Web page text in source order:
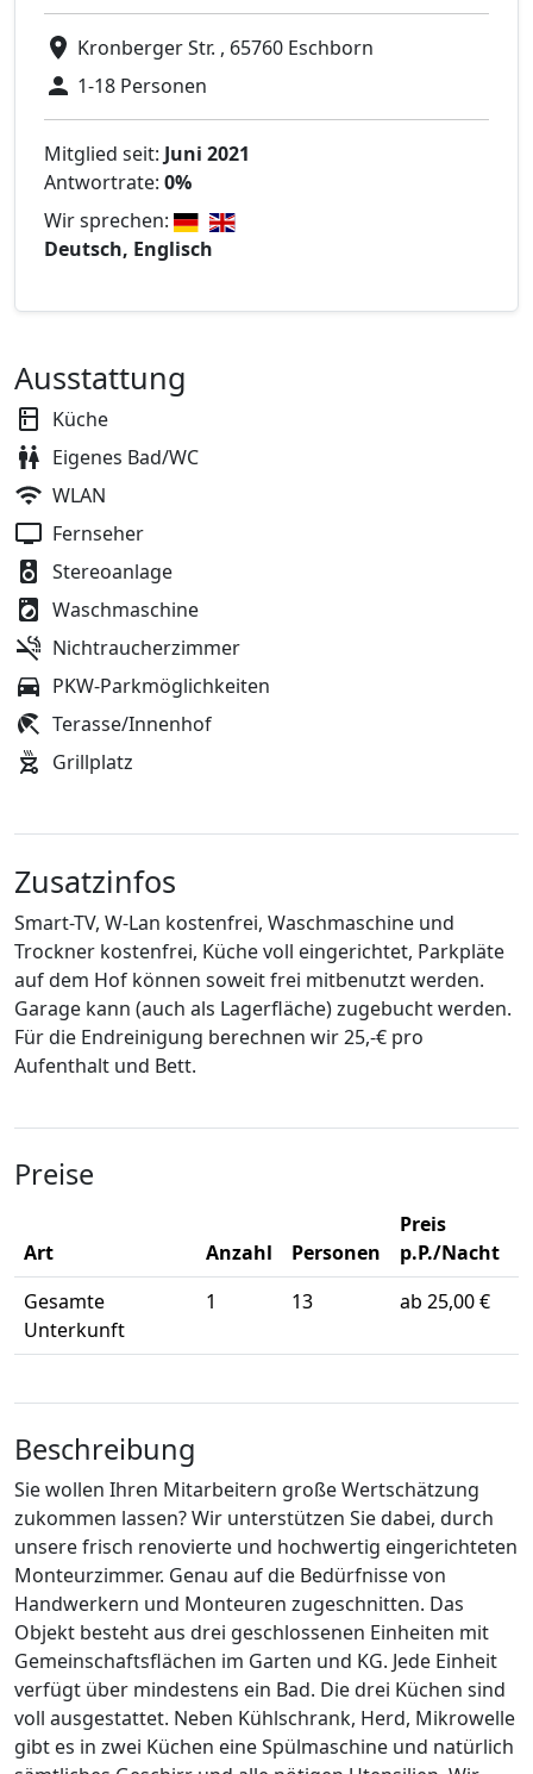
Kronberger Str. , 65760 Eschborn
1-18 Personen
Mitglied seit: Juni 2021
Antwortrate: 0%
Wir sprechen:
Deutsch, Englisch
Ausstattung
Küche
Eigenes Bad/WC
WLAN
Fernseher
Stereoanlage
Waschmaschine
Nichtraucherzimmer
PKW-Parkmöglichkeiten
Terasse/Innenhof
Grillplatz
Zusatzinfos
Smart-TV, W-Lan kostenfrei, Waschmaschine und
Trockner kostenfrei, Küche voll eingerichtet, Parkpläte
auf dem Hof können soweit frei mitbenutzt werden.
Garage kann (auch als Lagerfläche) zugebucht werden.
Für die Endreinigung berechnen wir 25,-€ pro
Aufenthalt und Bett.
Preise
Art Anzahl Personen
Preis
p.P./Nacht
Gesamte
Unterkunft
1 13 ab 25,00 €
Beschreibung
Sie wollen Ihren Mitarbeitern große Wertschätzung
zukommen lassen? Wir unterstützen Sie dabei, durch
unsere frisch renovierte und hochwertig eingerichteten
Monteurzimmer. Genau auf die Bedürfnisse von
Handwerkern und Monteuren zugeschnitten. Das
Objekt besteht aus drei geschlossenen Einheiten mit
Gemeinschaftsflächen im Garten und KG. Jede Einheit
verfügt über mindestens ein Bad. Die drei Küchen sind
voll ausgestattet. Neben Kühlschrank, Herd, Mikrowelle
gibt es in zwei Küchen eine Spülmaschine und natürlich